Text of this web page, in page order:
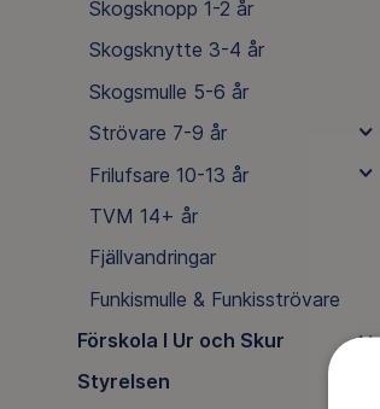
Skogsknopp 1-2 år
Skogsknytte 3-4 år
Skogsmulle 5-6 år
Strövare 7-9 år
Frilufsare 10-13 år
TVM 14+ år
Fjällvandringar
Funkismulle & Funkisströvare
Förskola I Ur och Skur
Styrelsen